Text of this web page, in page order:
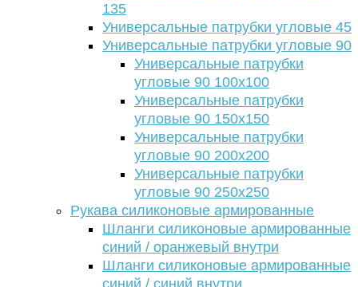
135
Универсальные патрубки угловые 45
Универсальные патрубки угловые 90
Универсальные патрубки
угловые 90 100х100
Универсальные патрубки
угловые 90 150х150
Универсальные патрубки
угловые 90 200х200
Универсальные патрубки
угловые 90 250х250
Рукава силиконовые армированные
Шланги силиконовые армированные
синий / оранжевый внутри
Шланги силиконовые армированные
синий / синий внутри